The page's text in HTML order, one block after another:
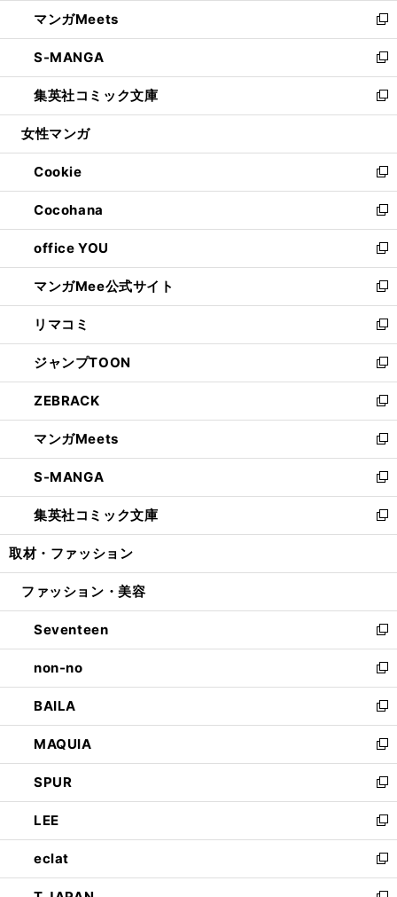
く
で
開
く
ド
ウ
で
開
く
ィ
ン
ド
ウ
で
開
し
い
ウ
ィ
ン
ド
ウ
開
く
マンガMeets
新
し
い
ウ
ィ
ン
ウ
で
開
く
S-MANGA
新
し
い
ウ
ン
ド
ウ
で
開
く
集英社コミック文庫
新
し
ウ
ィ
ン
ド
ウ
で
開
く
女性マンガ
Cookie
新
し
い
ウ
ィ
ン
ド
ウ
で
開
く
Cocohana
新
し
い
ウ
ィ
ン
ド
ウ
で
開
く
office YOU
新
し
い
ウ
ィ
ン
ド
ウ
で
開
く
マンガMee公式サイト
新
し
い
ウ
ィ
ン
ド
ウ
で
開
く
リマコミ
新
し
い
ウ
ィ
ン
ド
ウ
で
開
く
ジャンプTOON
新
し
い
ウ
ィ
ン
ド
ウ
で
開
ZEBRACK
新
し
い
ウ
ィ
ン
ド
ウ
開
マンガMeets
新
し
い
ウ
ィ
ン
ウ
開
く
S-MANGA
新
し
い
ウ
ン
ウ
で
開
く
集英社コミック文庫
新
し
ウ
ン
ド
ウ
で
開
く
取材・ファッション
ファッション・美容
Seventeen
新
し
い
ウ
ィ
ン
ド
ウ
で
開
く
non-no
新
し
い
ウ
ィ
ン
ド
ウ
で
開
く
BAILA
新
し
い
ウ
ィ
ン
ド
ウ
で
開
MAQUIA
新
し
い
ウ
ィ
ン
ド
ウ
SPUR
新
し
い
ウ
ィ
ン
LEE
新
し
い
ウ
eclat
新
し